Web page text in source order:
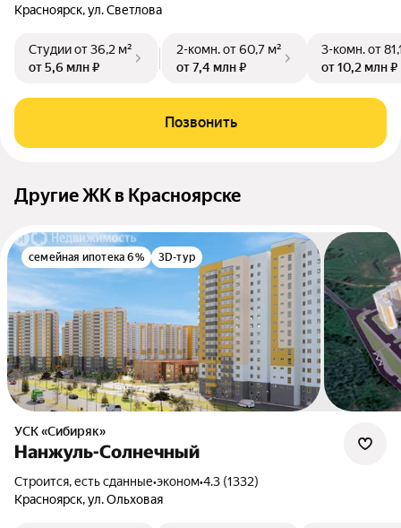
Красноярск, ул. Светлова
Студииот 36,2 м²
от 5,6 млн ₽
2-комн.от 60,7 м²
от 7,4 млн ₽
3-комн.от
от 10,2 млн ₽
Позвонить
Другие ЖК в Красноярске
семейная ипотека 6% 3D-тур
УСК «Сибиряк»
Нанжуль-Солнечный
Строится, есть сданные•эконом•4.3 (1332)
Красноярск, ул. Ольховая